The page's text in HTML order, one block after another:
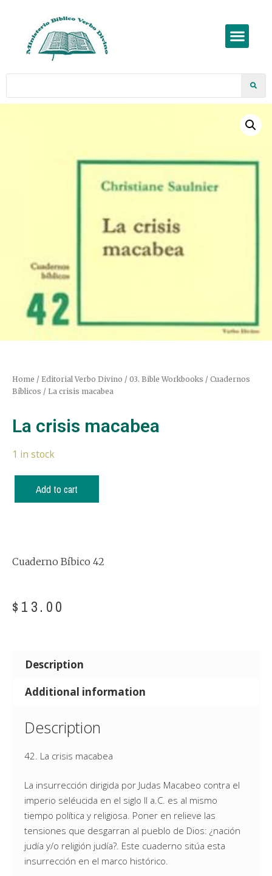
Home / Editorial Verbo Divino / 03. Bible Workbooks / Cuadernos
Bíblicos / La crisis macabea
La crisis macabea
1 in stock
Add to cart
Cuaderno Bíbico 42
$ 13.00
Description
Additional information
Description
42. La crisis macabea
La insurrección dirigida por Judas Macabeo contra el
imperio seléucida en el siglo II a.C. es al mismo
tiempo política y religiosa. Poner en relieve las
tensiones que desgarran al pueblo de Dios: ¿nación
judía y/o religión judía?. Este cuaderno sitúa esta
insurrección en el marco histórico.